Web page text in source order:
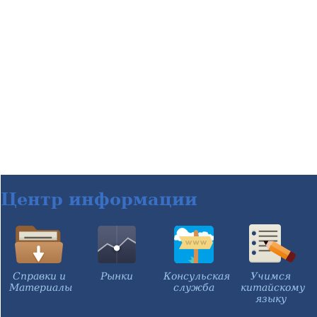
Центр информации
Справки и
Материалы
Рынки
Консульская
служба
Учимся
китайскому
языку